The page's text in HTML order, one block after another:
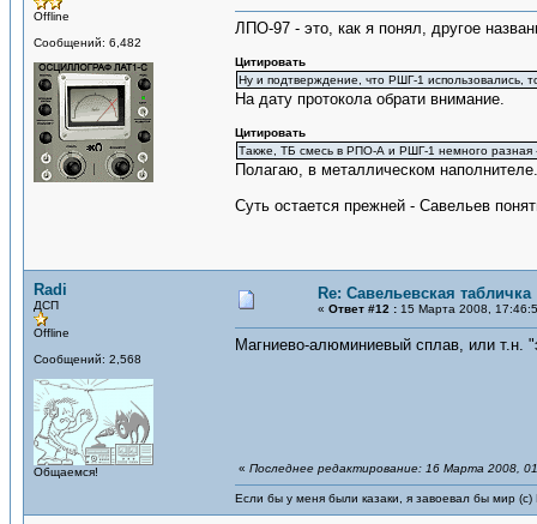
Offline
Сообщений: 6,482
ЛПО-97 - это, как я понял, другое
Цитировать
Ну и подтверждение, что РШГ-1 использовались,
На дату протокола обрати внимание.
Цитировать
Также, ТБ смесь в РПО-А и РШГ-1 немного разная
Полагаю, в металлическом
Суть остается прежней - Савельев
Radi
ДСП
Offline
Сообщений: 2,568
Общаемся!
Re: Савельевская табличка
« Ответ #12 : 15 Марта 2008,
Магниево-алюминиевый сплав, или т.н.
« Последнее редактирование: 16 Марта 2008,
Если бы у меня были казаки, я завоевал бы мир